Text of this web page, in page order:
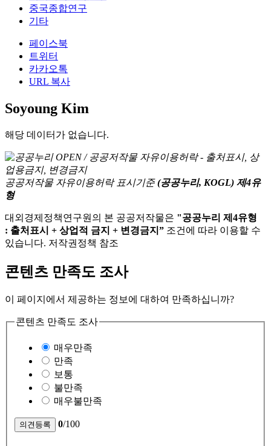
중국종합연구
기타
페이스북
트위터
카카오톡
URL 복사
Soyoung Kim
해당 데이터가 없습니다.
공공저작물 자유이용허락 표시기준 (공공누리, KOGL) 제4유
형
대외경제정책연구원의 본 공공저작물은 "공공누리 제4유형
: 출처표시 + 상업적 금지 + 변경금지” 조건에 따라 이용할 수
있습니다. 저작권정책 참조
콘텐츠 만족도 조사
이 페이지에서 제공하는 정보에 대하여 만족하십니까?
콘텐츠 만족도 조사
매우만족
만족
보통
불만족
매우불만족
0/100